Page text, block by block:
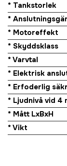
* Tankstorlek
*
* Motoreffekt
* Skyddsklass
* Varvtal
* Elektrisk
* Erfoderlig
* Ljudnivå vid 4
* Mått LxBxH
* Vikt